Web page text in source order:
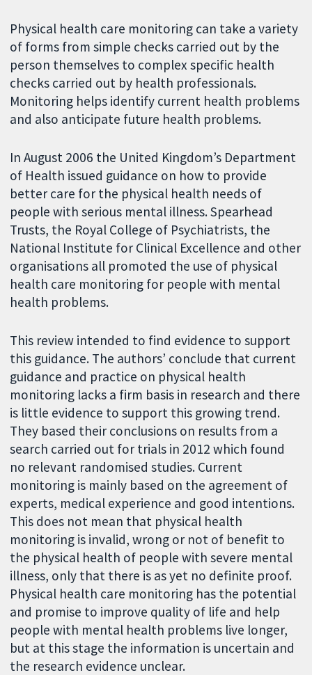
Physical health care monitoring can take a variety
of forms from simple checks carried out by the
person themselves to complex specific health
checks carried out by health professionals.
Monitoring helps identify current health problems
and also anticipate future health problems.
In August 2006 the United Kingdom’s Department
of Health issued guidance on how to provide
better care for the physical health needs of
people with serious mental illness. Spearhead
Trusts, the Royal College of Psychiatrists, the
National Institute for Clinical Excellence and other
organisations all promoted the use of physical
health care monitoring for people with mental
health problems.
This review intended to find evidence to support
this guidance. The authors’ conclude that current
guidance and practice on physical health
monitoring lacks a firm basis in research and there
is little evidence to support this growing trend.
They based their conclusions on results from a
search carried out for trials in 2012 which found
no relevant randomised studies. Current
monitoring is mainly based on the agreement of
experts, medical experience and good intentions.
This does not mean that physical health
monitoring is invalid, wrong or not of benefit to
the physical health of people with severe mental
illness, only that there is as yet no definite proof.
Physical health care monitoring has the potential
and promise to improve quality of life and help
people with mental health problems live longer,
but at this stage the information is uncertain and
the research evidence unclear.